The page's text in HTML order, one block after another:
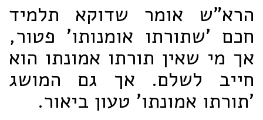
הרא"ש אומר שדוקא תלמיד
חכם 'שתורתו אומנותו' פטור,
אך מי שאין תורתו אמונתו הוא
חייב לשלם. אך גם המושג
'תורתו אמונתו' טעון ביאור.